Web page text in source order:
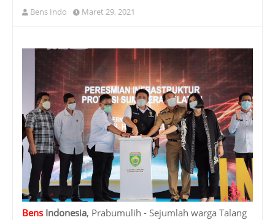
Bens Indo Maret 29, 2021
Bens Indonesia, Prabumulih - Sejumlah warga Talang